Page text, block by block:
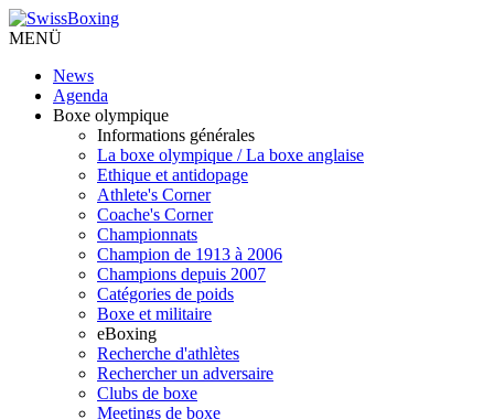
MENÜ
News
Agenda
Boxe olympique
Informations générales
La boxe olympique / La boxe anglaise
Ethique et antidopage
Athlete's Corner
Coache's Corner
Championnats
Champion de 1913 à 2006
Champions depuis 2007
Catégories de poids
Boxe et militaire
eBoxing
Recherche d'athlètes
Rechercher un adversaire
Clubs de boxe
Meetings de boxe